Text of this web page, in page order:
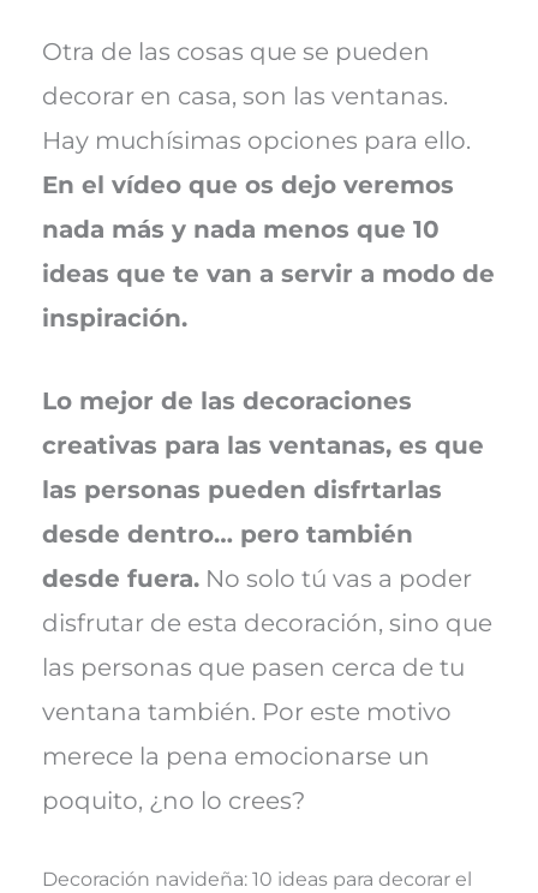
Otra de las cosas que se pueden
decorar en casa, son las ventanas.
Hay muchísimas opciones para ello.
En el vídeo que os dejo veremos
nada más y nada menos que 10
ideas que te van a servir a modo de
inspiración.
Lo mejor de las decoraciones
creativas para las ventanas, es que
las personas pueden disfrtarlas
desde dentro… pero también
desde fuera.No solo tú vas a poder
disfrutar de esta decoración, sino que
las personas que pasen cerca de tu
ventana también. Por este motivo
merece la pena emocionarse un
poquito, ¿no lo crees?
Decoración navideña: 10 ideas para decorar el